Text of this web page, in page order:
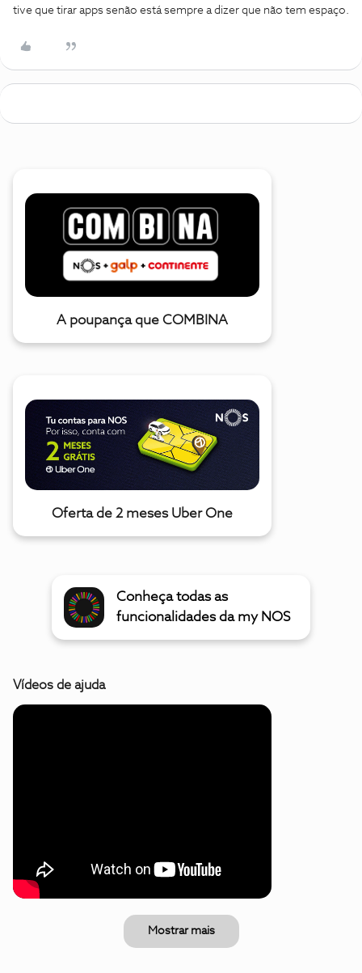
tive que tirar apps senão está sempre a dizer que não tem espaço.
A poupança que COMBINA
Oferta de 2 meses Uber One
Conheça todas as
funcionalidades da my NOS
Vídeos de ajuda
Mostrar mais